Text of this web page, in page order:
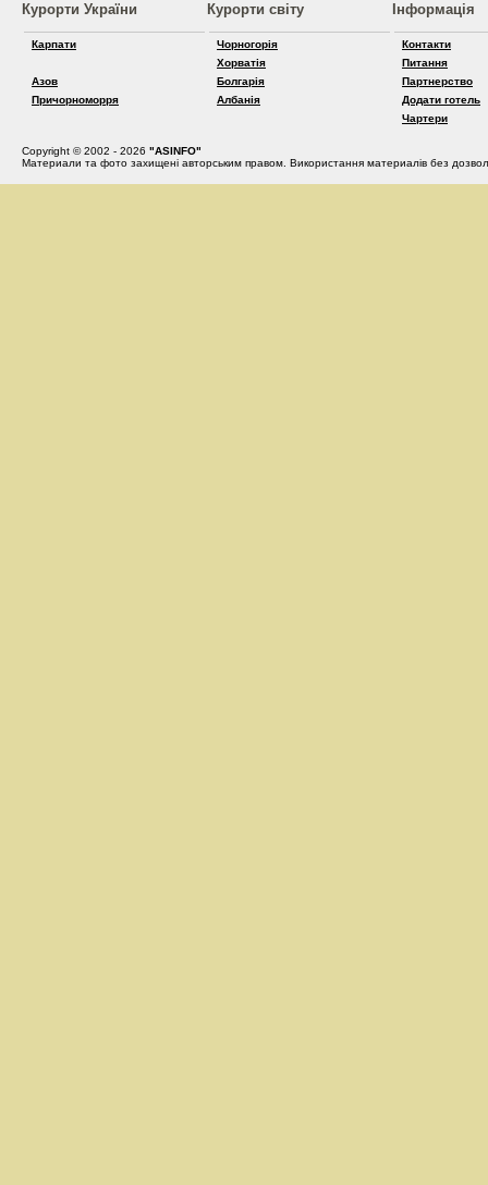
Курорти України
Карпати
Азов
Причорноморря
Курорти світу
Чорногорія
Хорватія
Болгарія
Албанія
Інформація
Контакти
Питання
Партнерство
Додати готель
Чартери
Copyright © 2002 - 2026 "ASINFO"
Материали та фото захищені авторським правом. Використання материалів без